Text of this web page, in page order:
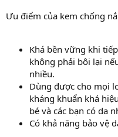
Ưu điểm của kem chống
Khá bền vững khi
không phải bôi lại
nhiều.
Dùng được cho mọi
kháng khuẩn khá
bé và các bạn có da
Có khả năng bảo vệ